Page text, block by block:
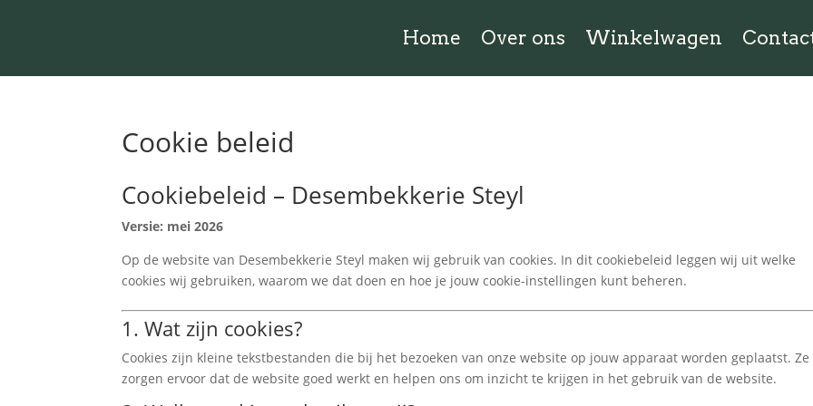
Home Over ons Winkelwagen
Cookie beleid
Cookiebeleid – Desembekkerie Steyl
Versie: mei 2026
Op de website van Desembekkerie Steyl maken wij gebruik van cookies. In dit cookiebeleid leggen wij uit welke
cookies wij gebruiken, waarom we dat doen en hoe je jouw cookie-instellingen kunt beheren.
1. Wat zijn cookies?
Cookies zijn kleine tekstbestanden die bij het bezoeken van onze website op jouw apparaat worden geplaatst. Ze
zorgen ervoor dat de website goed werkt en helpen ons om inzicht te krijgen in het gebruik van de website.